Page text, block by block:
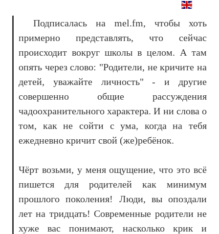
Подписалась на mel.fm, чтобы хоть
примерно представлять, что сейчас
происходит вокруг школы в целом. А там
опять через слово: "Родители, не кричите на
детей, уважайте личность" - и другие
совершенно общие рассуждения
чадоохранительного характера. И ни слова о
том, как не сойти с ума, когда на тебя
ежедневно кричит свой (же)ребёнок.
Чёрт возьми, у меня ощущение, что это всё
пишется для родителей как минимум
прошлого поколения! Люди, вы опоздали
лет на тридцать! Современные родители не
хуже вас понимают, насколько крик и